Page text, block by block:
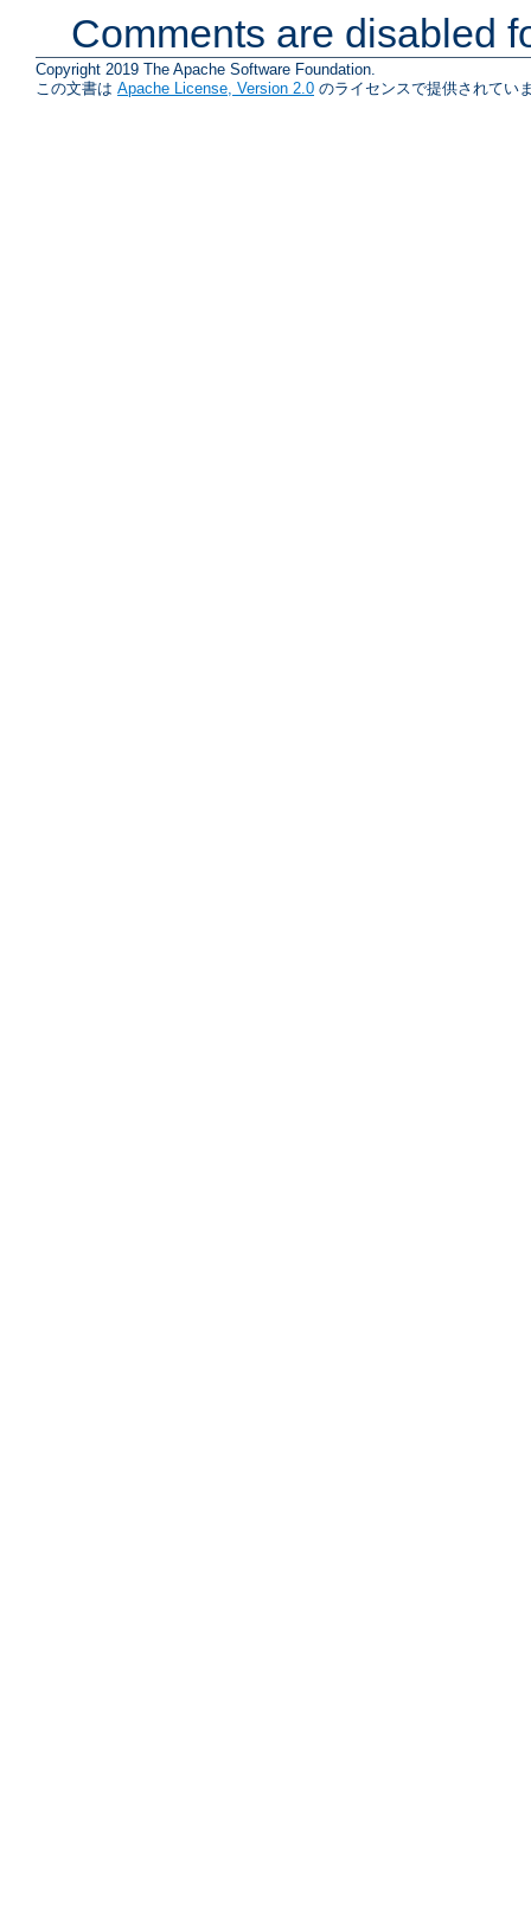
Comments are disabled
Copyright 2019 The Apache Software Foundation.
この文書は Apache License, Version 2.0 のライセンスで提供されてい